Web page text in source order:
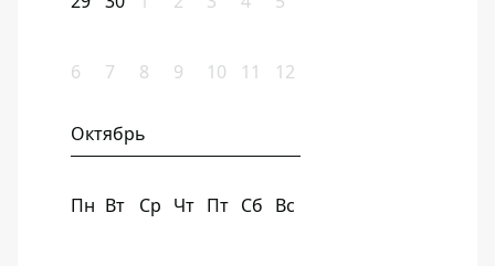
6 7 8 9 10 11 12
Октябрь
Пн Вт Ср Чт Пт Сб Вс